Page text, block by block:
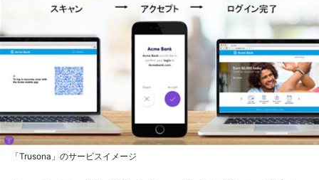
「Trusona」のサービスイメージ